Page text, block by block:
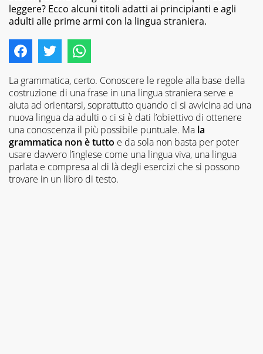
leggere? Ecco alcuni titoli adatti ai principianti e agli
adulti alle prime armi con la lingua straniera.
La grammatica, certo. Conoscere le regole alla base della
costruzione di una frase in una lingua straniera serve e
aiuta ad orientarsi, soprattutto quando ci si avvicina ad una
nuova lingua da adulti o ci si è dati l’obiettivo di ottenere
una conoscenza il più possibile puntuale. Ma la
grammatica non è tutto e da sola non basta per poter
usare davvero l’inglese come una lingua viva, una lingua
parlata e compresa al di là degli esercizi che si possono
trovare in un libro di testo.